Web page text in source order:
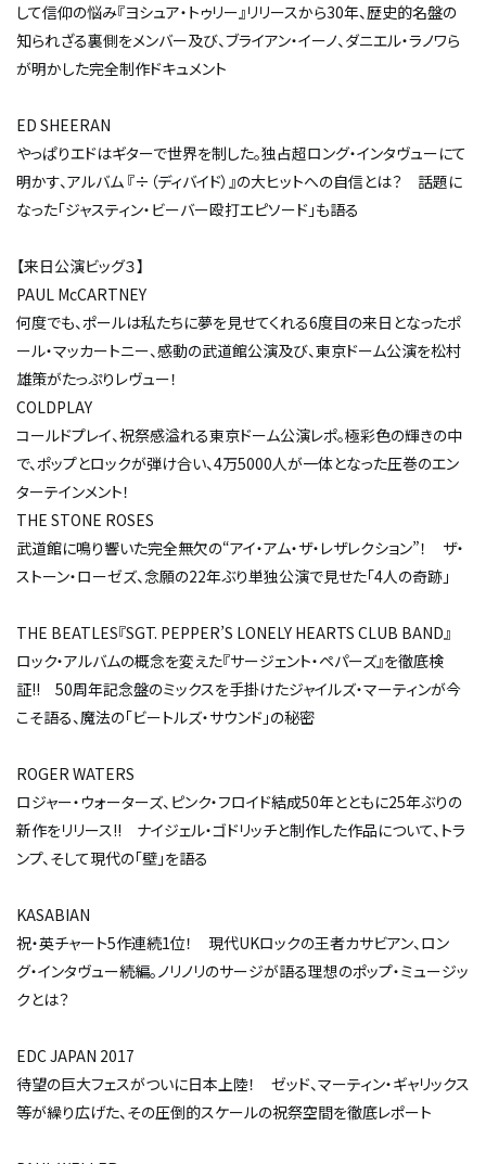
して信仰の悩み――『ヨシュア・トゥリー』リリースから30年、歴史的名盤の
知られざる裏側をメンバー及び、ブライアン・イーノ、ダニエル・ラノワら
が明かした完全制作ドキュメント
ED SHEERAN
やっぱりエドはギターで世界を制した。独占超ロング・インタヴューにて
明かす、アルバム 『÷（ディバイド）』の大ヒットへの自信とは？ 話題に
なった「ジャスティン・ビーバー殴打エピソード」も語る
【来日公演ビッグ３】
PAUL McCARTNEY
何度でも、ポールは私たちに夢を見せてくれる――6度目の来日となったポ
ール・マッカートニー、感動の武道館公演及び、東京ドーム公演を松村
雄策がたっぷりレヴュー！
COLDPLAY
コールドプレイ、祝祭感溢れる東京ドーム公演レポ。極彩色の輝きの中
で、ポップとロックが弾け合い、4万5000人が一体となった圧巻のエン
ターテインメント！
THE STONE ROSES
武道館に鳴り響いた完全無欠の“アイ・アム・ザ・レザレクション”！ ザ・
ストーン・ローゼズ、念願の22年ぶり単独公演で見せた「4人の奇跡」
THE BEATLES『SGT. PEPPER’S LONELY HEARTS CLUB BAND』
ロック・アルバムの概念を変えた『サージェント・ペパーズ』を徹底検
証!! 50周年記念盤のミックスを手掛けたジャイルズ・マーティンが今
こそ語る、魔法の「ビートルズ・サウンド」の秘密
ROGER WATERS
ロジャー・ウォーターズ、ピンク・フロイド結成50年とともに25年ぶりの
新作をリリース!! ナイジェル・ゴドリッチと制作した作品について、トラ
ンプ、そして現代の「壁」を語る
KASABIAN
祝・英チャート5作連続1位！ 現代UKロックの王者カサビアン、ロン
グ・インタヴュー続編。ノリノリのサージが語る理想のポップ・ミュージッ
クとは？
EDC JAPAN 2017
待望の巨大フェスがついに日本上陸！ ゼッド、マーティン・ギャリックス
等が繰り広げた、その圧倒的スケールの祝祭空間を徹底レポート